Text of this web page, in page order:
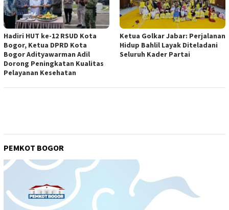
Hadiri HUT ke-12 RSUD Kota
Bogor, Ketua DPRD Kota
Bogor Adityawarman Adil
Dorong Peningkatan Kualitas
Pelayanan Kesehatan
Ketua Golkar Jabar: Perjalanan
Hidup Bahlil Layak Diteladani
Seluruh Kader Partai
PEMKOT BOGOR